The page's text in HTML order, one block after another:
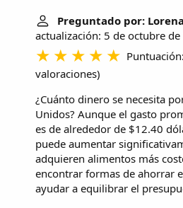
Preguntado por: Lorena
actualización: 5 de octubre
valoraciones)
¿Cuánto dinero se necesita
Unidos? Aunque el gasto
es de alrededor de $12.40
puede aumentar
adquieren alimentos más
encontrar formas de ahorrar
ayudar a equilibrar el